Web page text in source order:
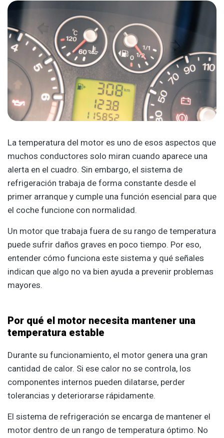
La temperatura del motor es uno de esos aspectos que
muchos conductores solo miran cuando aparece una
alerta en el cuadro. Sin embargo, el sistema de
refrigeración trabaja de forma constante desde el
primer arranque y cumple una función esencial para que
el coche funcione con normalidad.
Un motor que trabaja fuera de su rango de temperatura
puede sufrir daños graves en poco tiempo. Por eso,
entender cómo funciona este sistema y qué señales
indican que algo no va bien ayuda a prevenir problemas
mayores.
Por qué el motor necesita mantener una
temperatura estable
Durante su funcionamiento, el motor genera una gran
cantidad de calor. Si ese calor no se controla, los
componentes internos pueden dilatarse, perder
tolerancias y deteriorarse rápidamente.
El sistema de refrigeración se encarga de mantener el
motor dentro de un rango de temperatura óptimo. No